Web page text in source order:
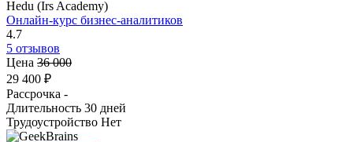
Hedu (Irs Academy)
Онлайн-курс бизнес-аналитиков
4.7
5 отзывов
Цена 36 000
29 400 ₽
Рассрочка -
Длительность 30 дней
Трудоустройство Нет